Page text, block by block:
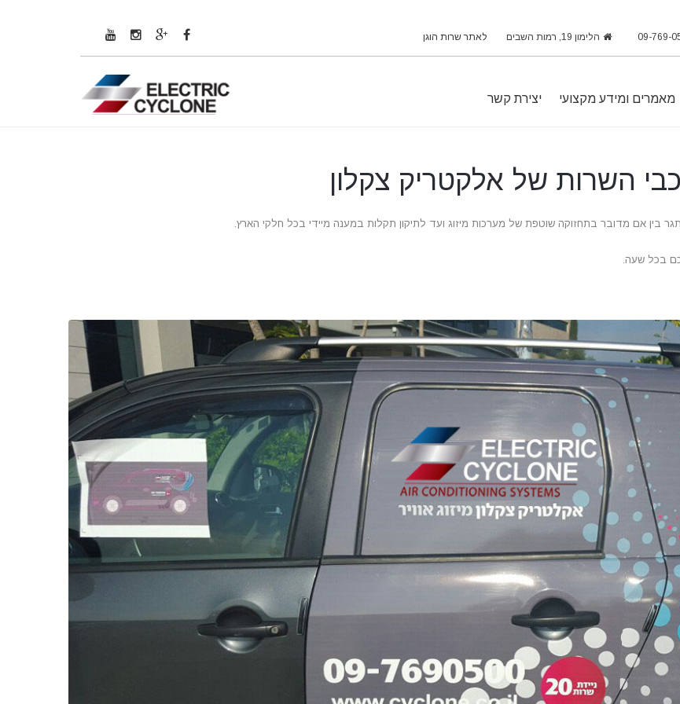
הלימון 19, רמות השבים לאתר שרות הוגן
מאמרים ומידע מקצועי יצירת קשר
השרות של אלקטריק צקלון
בין אם מדובר בתחזוקה שוטפת של מערכות מיזוג ועד לתיקון תקלות במענה מיידי בכל חלקי הארץ.
בכל שעה.